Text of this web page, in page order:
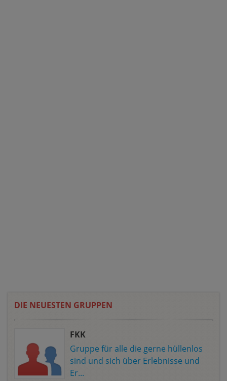
DIE NEUESTEN GRUPPEN
FKK
Gruppe für alle die gerne hüllenlos
sind und sich über Erlebnisse und
Er...